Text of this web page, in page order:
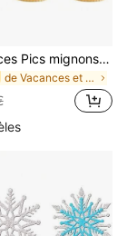
10 pièces/20 pièces Pics mignons d'ours de nourriture, cure-dents de dessert de gâteau, fourchettes de fruits pour décoration de mariage, anniversaire, baby shower, Noël
de Vacances et fêtes Décorations pour cupcakes